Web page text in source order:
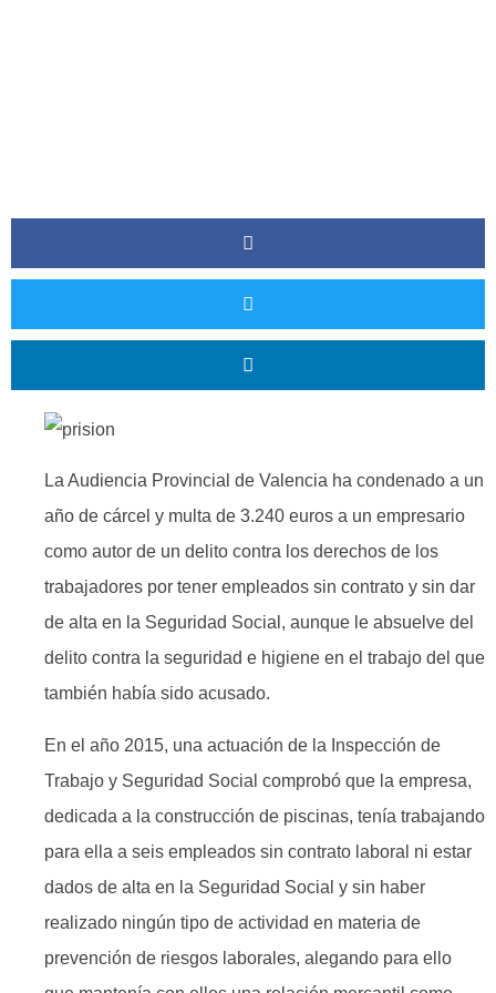
La Audiencia Provincial de Valencia ha condenado a un
año de cárcel y multa de 3.240 euros a un empresario
como autor de un delito contra los derechos de los
trabajadores por tener empleados sin contrato y sin dar
de alta en la Seguridad Social, aunque le absuelve del
delito contra la seguridad e higiene en el trabajo del que
también había sido acusado.
En el año 2015, una actuación de la Inspección de
Trabajo y Seguridad Social comprobó que la empresa,
dedicada a la construcción de piscinas, tenía trabajando
para ella a seis empleados sin contrato laboral ni estar
dados de alta en la Seguridad Social y sin haber
realizado ningún tipo de actividad en materia de
prevención de riesgos laborales, alegando para ello